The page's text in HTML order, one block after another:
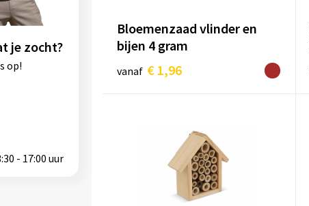
je zocht?
op!
- 17:00 uur
Bloemenzaad vlinder en
bijen 4 gram
vanaf € 1,96